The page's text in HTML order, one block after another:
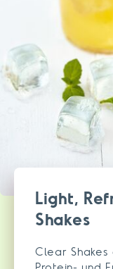
Light,
Shakes
Clear